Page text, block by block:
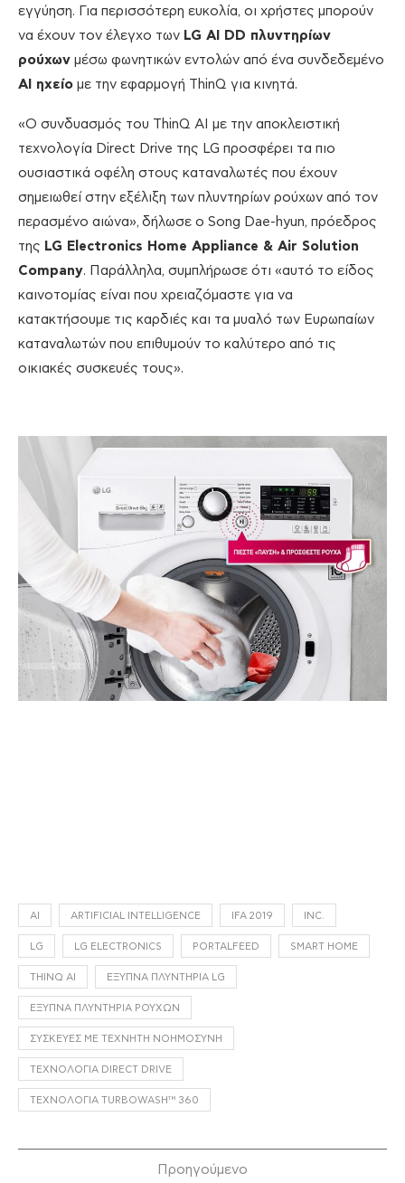
εγγύηση. Για περισσότερη ευκολία, οι χρήστες μπορούν
να έχουν τον έλεγχο των LG AI DD πλυντηρίων
ρούχων μέσω φωνητικών εντολών από ένα συνδεδεμένο
AI ηχείο με την εφαρμογή ThinQ για κινητά.
«Ο συνδυασμός του ThinQ AI με την αποκλειστική
τεχνολογία Direct Drive της LG προσφέρει τα πιο
ουσιαστικά οφέλη στους καταναλωτές που έχουν
σημειωθεί στην εξέλιξη των πλυντηρίων ρούχων από τον
περασμένο αιώνα», δήλωσε ο Song Dae-hyun, πρόεδρος
της LG Electronics Home Appliance & Air Solution
Company. Παράλληλα, συμπλήρωσε ότι «αυτό το είδος
καινοτομίας είναι που χρειαζόμαστε για να
κατακτήσουμε τις καρδιές και τα μυαλό των Ευρωπαίων
καταναλωτών που επιθυμούν το καλύτερο από τις
οικιακές συσκευές τους».
AI ARTIFICIAL INTELLIGENCE IFA 2019 INC.
LG LG ELECTRONICS PORTALFEED SMART HOME
THINQ AI ΈΞΥΠΝΑ ΠΛΥΝΤΉΡΙΑ LG
ΈΞΥΠΝΑ ΠΛΥΝΤΉΡΙΑ ΡΟΎΧΩΝ
ΣΥΣΚΕΥΈΣ ΜΕ ΤΕΧΝΗΤΉ ΝΟΗΜΟΣΎΝΗ
ΤΕΧΝΟΛΟΓΊΑ DIRECT DRIVE
ΤΕΧΝΟΛΟΓΊΑ TURBOWASH™ 360
Προηγούμενο